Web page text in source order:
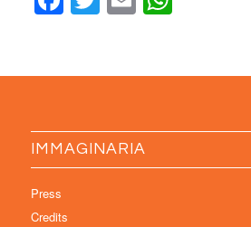
IMMAGINARIA
Press
Credits